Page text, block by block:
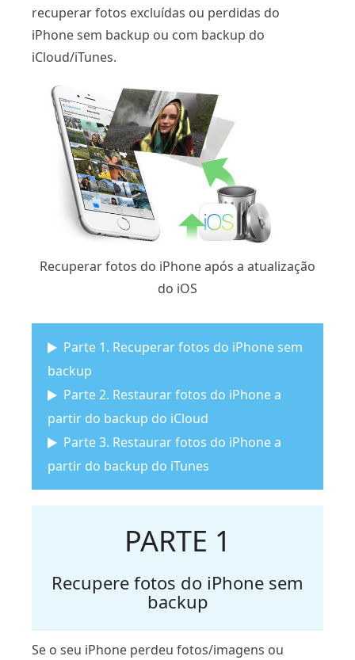
recuperar fotos excluídas ou perdidas do
iPhone sem backup ou com backup do
iCloud/iTunes.
Recuperar fotos do iPhone após a atualização
do iOS
Parte 1. Recuperar fotos do iPhone sem
backup
Parte 2. Restaurar fotos do iPhone a
partir do backup do iCloud
Parte 3. Restaurar fotos do iPhone a
partir do backup do iTunes
PARTE 1
Recupere fotos do iPhone sem
backup
Se o seu iPhone perdeu fotos/imagens ou